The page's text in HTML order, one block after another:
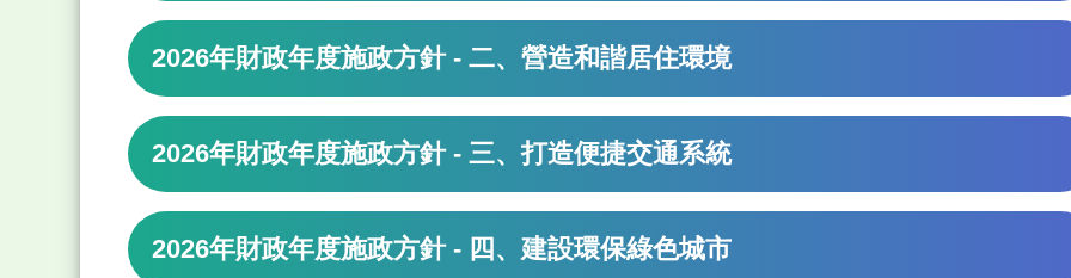
2026年財政年度施政方針 - 二、營造和諧居住環境
2026年財政年度施政方針 - 三、打造便捷交通系統
2026年財政年度施政方針 - 四、建設環保綠色城市